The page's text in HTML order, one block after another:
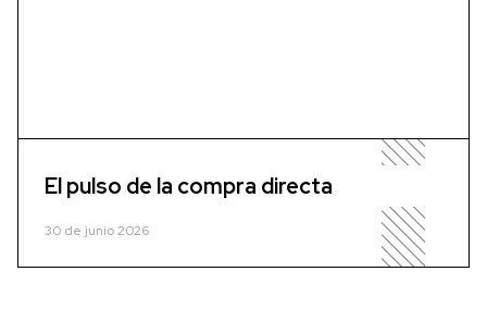
El pulso de la compra directa
30 de junio 2026